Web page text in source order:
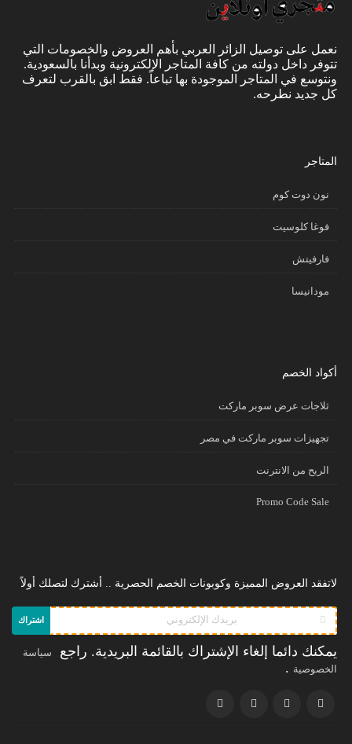
نعمل على توصيل الزائر العربي بأهم العروض والخصومات التي
تتوفر داخل دولته من كافة المتاجر الإلكترونية وبدأنا بالسعودية.
ونتوسع في المتاجر الموجودة بها تباعاً. فقط ابق بالقرب لتعرف
كل جديد نطرحه.
المتاجر
نون دوت كوم
فوغا كلوسيت
فارفيتش
مودانيسا
أكواد الخصم
ثلاجات عرض سوبر ماركت
تجهيزات سوبر ماركت في مصر
الريح من الانترنت
Promo Code Sale
لاتفقد العروض المميزة وكوبونات الخصم الحصرية .. أشترك لتصلك أولاً
اشتراك
يمكنك دائما إلغاء الإشتراك بالقائمة البريدية. راجع
سياسة
الخصوصية .